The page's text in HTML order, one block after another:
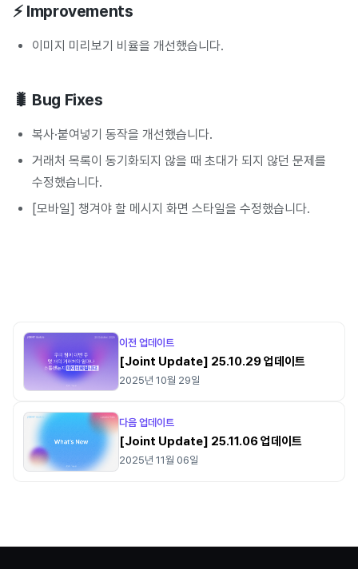
⚡ Improvements
이미지 미리보기 비율을 개선했습니다.
🐛 Bug Fixes
복사·붙여넣기 동작을 개선했습니다.
거래처 목록이 동기화되지 않을 때 초대가 되지 않던 문제를
수정했습니다.
[모바일] 챙겨야 할 메시지 화면 스타일을 수정했습니다.
이전 업데이트
[Joint Update] 25.10.29 업데이트
2025년 10월 29일
다음 업데이트
[Joint Update] 25.11.06 업데이트
2025년 11월 06일